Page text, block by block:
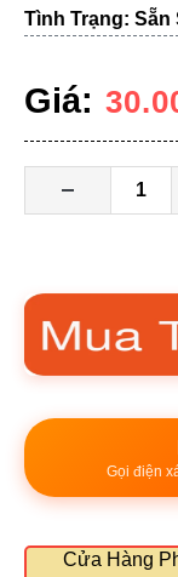
Tình Trạng: Sẵn
Giá:
Gọi điện
Cửa Hàng